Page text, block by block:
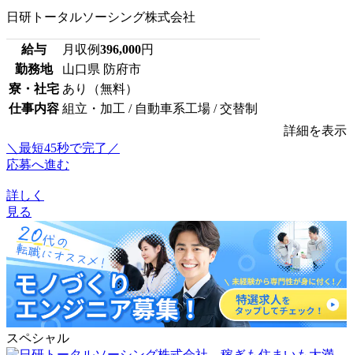
日研トータルソーシング株式会社
給与 月収例396,000円
勤務地
山口県 防府市
寮・社宅 あり（無料）
仕事内容 組立・加工 / 自動車系工場 / 交替制
詳細を表示
＼最短45秒で完了／
応募へ進む
詳しく
見る
スペシャル